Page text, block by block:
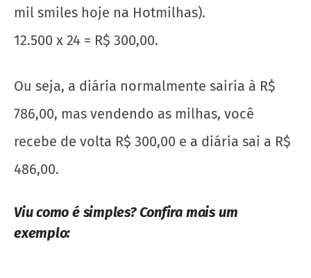
486,00.
exemplo:
Este Hotel 5 estrelas em Las Vegas, está